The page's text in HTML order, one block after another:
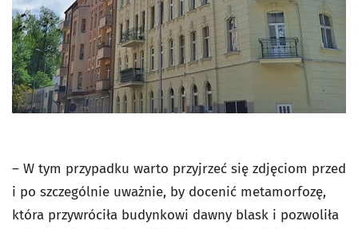
– W tym przypadku warto przyjrzeć się zdjęciom przed
i po szczególnie uważnie, by docenić metamorfozę,
która przywróciła budynkowi dawny blask i pozwoliła